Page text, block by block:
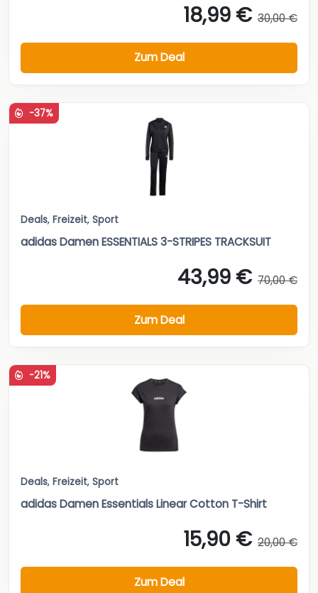
18,99 € 30,00 €
Zum Deal
-37%
Deals, Freizeit, Sport
adidas Damen ESSENTIALS 3-STRIPES TRACKSUIT
43,99 € 70,00 €
Zum Deal
-21%
Deals, Freizeit, Sport
adidas Damen Essentials Linear Cotton T-Shirt
15,90 € 20,00 €
Zum Deal